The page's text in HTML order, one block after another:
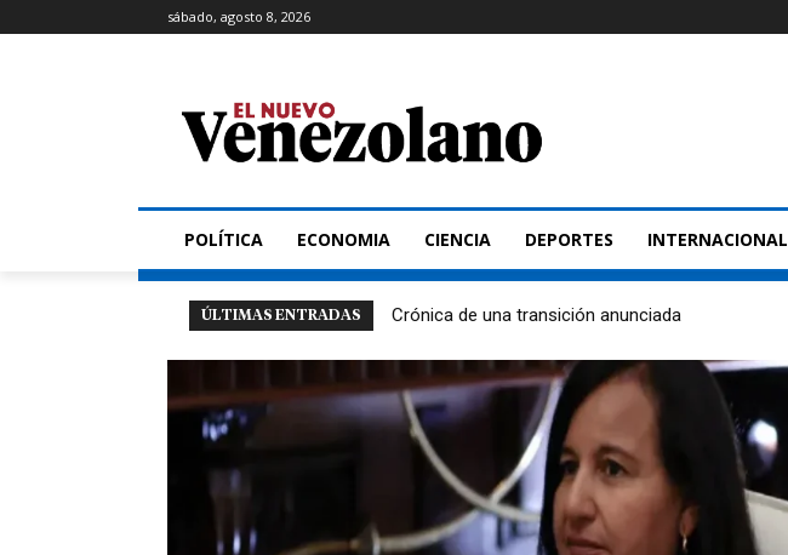
sábado, agosto 8, 2026
POLÍTICA ECONOMIA CIENCIA DEPORTES INTERNACIONAL
ÚLTIMAS ENTRADAS Crónica de una transición anunciada